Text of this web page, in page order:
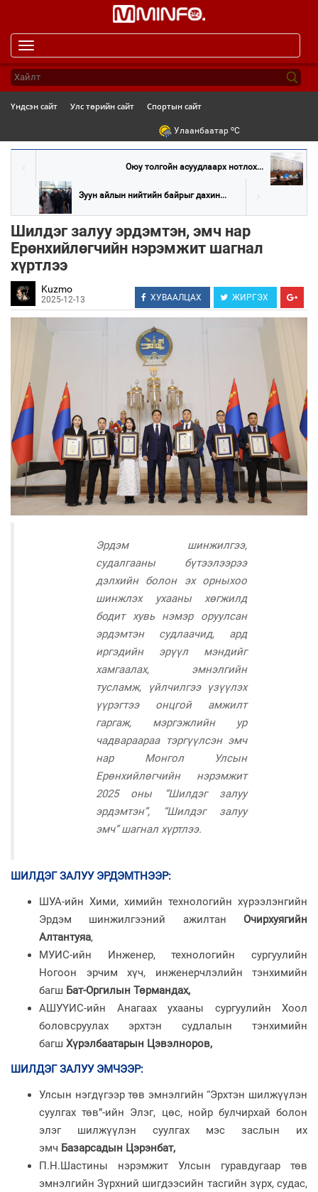
navigation
Үндсэн сайт Улс төрийн сайт Спортын сайт
Улаанбаатар oC
Оюу толгойн асуудлаарх нотлох...
Зуун айлын нийтийн байрыг дахин...
Шилдэг залуу эрдэмтэн, эмч нар
Ерөнхийлөгчийн нэрэмжит шагнал
хүртлээ
Kuzmo
2025-12-13 ХУВААЛЦАХ ЖИРГЭХ
Эрдэм шинжилгээ,
судалгааны бүтээлээрээ
дэлхийн болон эх орныхоо
шинжлэх ухааны хөгжилд
бодит хувь нэмэр оруулсан
эрдэмтэн судлаачид, ард
иргэдийн эрүүл мэндийг
хамгаалах, эмнэлгийн
тусламж, үйлчилгээ үзүүлэх
үүрэгтээ онцгой амжилт
гаргаж, мэргэжлийн ур
чадвараараа тэргүүлсэн эмч
нар Монгол Улсын
Ерөнхийлөгчийн нэрэмжит
2025 оны “Шилдэг залуу
эрдэмтэн”, “Шилдэг залуу
эмч” шагнал хүртлээ.
ШИЛДЭГ ЗАЛУУ ЭРДЭМТНЭЭР:
ШУА-ийн Хими, химийн технологийн хүрээлэнгийн
Эрдэм шинжилгээний ажилтан Очирхуягийн
Алтантуяа,
МУИС-ийн Инженер, технологийн сургуулийн
Ногоон эрчим хүч, инженерчлэлийн тэнхимийн
багш Бат-Оргилын Төрмандах,
АШУҮИС-ийн Анагаах ухааны сургуулийн Хоол
боловсруулах эрхтэн судлалын тэнхимийн
багш Хүрэлбаатарын Цэвэлноров,
ШИЛДЭГ ЗАЛУУ ЭМЧЭЭР:
Улсын нэгдүгээр төв эмнэлгийн “Эрхтэн шилжүүлэн
суулгах төв”-ийн Элэг, цөс, нойр булчирхай болон
элэг шилжүүлэн суулгах мэс заслын их
эмч Базарсадын Цэрэнбат,
П.Н.Шастины нэрэмжит Улсын гуравдугаар төв
эмнэлгийн Зүрхний шигдээсийн тасгийн зүрх, судас,